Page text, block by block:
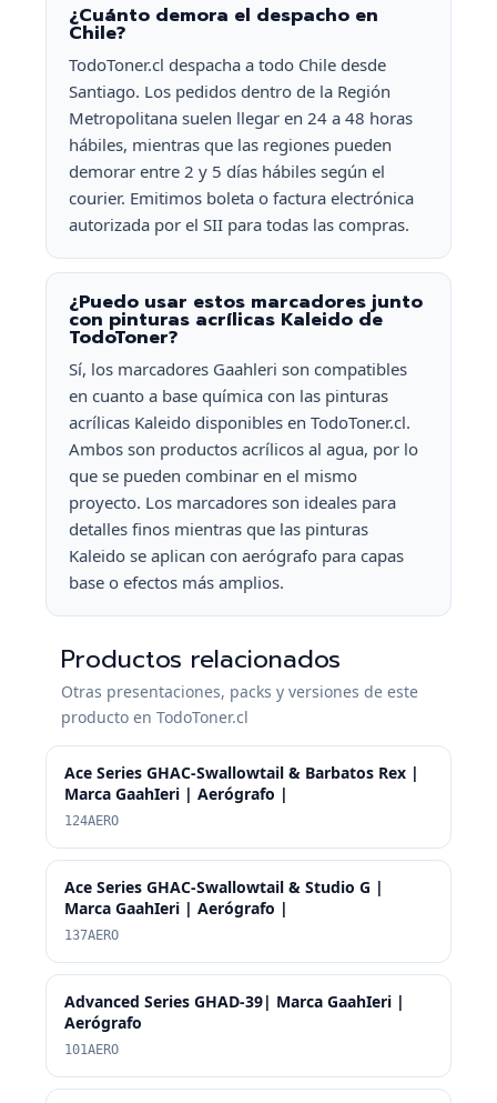
¿Cuánto demora el despacho en
Chile?
TodoToner.cl despacha a todo Chile desde
Santiago. Los pedidos dentro de la Región
Metropolitana suelen llegar en 24 a 48 horas
hábiles, mientras que las regiones pueden
demorar entre 2 y 5 días hábiles según el
courier. Emitimos boleta o factura electrónica
autorizada por el SII para todas las compras.
¿Puedo usar estos marcadores junto
con pinturas acrílicas Kaleido de
TodoToner?
Sí, los marcadores Gaahleri son compatibles
en cuanto a base química con las pinturas
acrílicas Kaleido disponibles en TodoToner.cl.
Ambos son productos acrílicos al agua, por lo
que se pueden combinar en el mismo
proyecto. Los marcadores son ideales para
detalles finos mientras que las pinturas
Kaleido se aplican con aerógrafo para capas
base o efectos más amplios.
Productos relacionados
Otras presentaciones, packs y versiones de este
producto en TodoToner.cl
Ace Series GHAC-Swallowtail & Barbatos Rex |
Marca GaahIeri | Aerógrafo |
124AERO
Ace Series GHAC-Swallowtail & Studio G |
Marca GaahIeri | Aerógrafo |
137AERO
Advanced Series GHAD-39| Marca GaahIeri |
Aerógrafo
101AERO